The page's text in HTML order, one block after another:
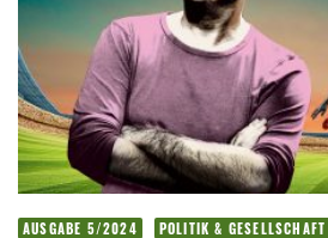
AUSGABE 5/2024 POLITIK & GESELLSCHAFT